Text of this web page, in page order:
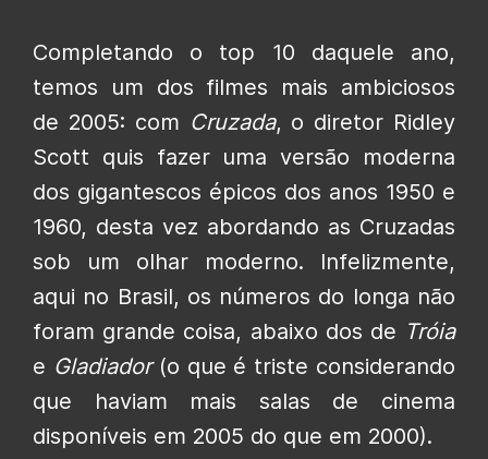
Completando o top 10 daquele ano,
temos um dos filmes mais ambiciosos
de 2005: com Cruzada, o diretor Ridley
Scott quis fazer uma versão moderna
dos gigantescos épicos dos anos 1950 e
1960, desta vez abordando as Cruzadas
sob um olhar moderno. Infelizmente,
aqui no Brasil, os números do longa não
foram grande coisa, abaixo dos de Tróia
e Gladiador(o que é triste considerando
que haviam mais salas de cinema
disponíveis em 2005 do que em 2000).